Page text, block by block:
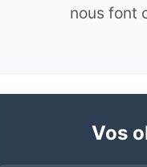
nous font
Vos